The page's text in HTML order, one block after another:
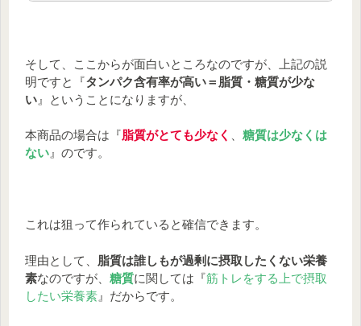
もちろん、『糖質・脂質・ビ
そして、ここからが面白いところなのですが、上記の説
明ですと『タンパク含有率が高い＝脂質・糖質が少な
い 』ということになりますが、
本商品の場合は『脂質がとても少なく
糖質は少なくは
ない 』のです。
これは狙って作られていると確信できます。
理由として、 脂質は誰しもが過剰に摂取したくない栄養
素なのですが、 糖質に関しては『筋トレをする上で摂取
したい栄養素 』だからです。